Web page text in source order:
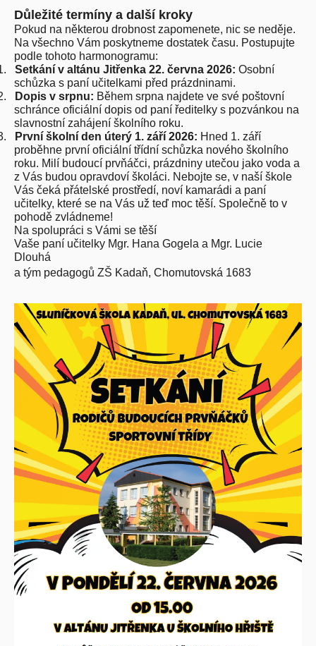
Důležité termíny a další kroky
Pokud na některou drobnost zapomenete, nic se neděje.
Na všechno Vám poskytneme dostatek času. Postupujte
podle tohoto harmonogramu:
Setkání v altánu Jitřenka 22. června 2026: Osobní
schůzka s paní učitelkami před prázdninami.
Dopis v srpnu: Během srpna najdete ve své poštovní
schránce oficiální dopis od paní ředitelky s pozvánkou na
slavnostní zahájení školního roku.
První školní den úterý 1. září 2026: Hned 1. září
proběhne první oficiální třídní schůzka nového školního
roku. Milí budoucí prvňáčci, prázdniny utečou jako voda a
z Vás budou opravdoví školáci. Nebojte se, v naší škole
Vás čeká přátelské prostředí, noví kamarádi a paní
učitelky, které se na Vás už teď moc těší. Společně to v
pohodě zvládneme!
Na spolupráci s Vámi se těší
Vaše paní učitelky Mgr. Hana Gogela a Mgr. Lucie
Dlouhá
a tým pedagogů ZŠ Kadaň, Chomutovská 1683